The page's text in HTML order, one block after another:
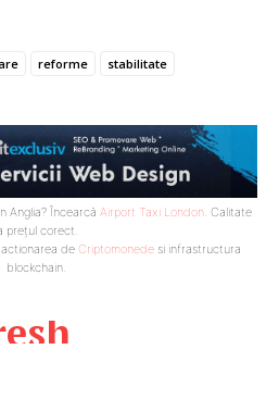
reforme stabilitate
Anglia? Încearcă Airport Taxi London. Calitate
prețul corect.
de Criptomonede si infrastructura
blockchain.